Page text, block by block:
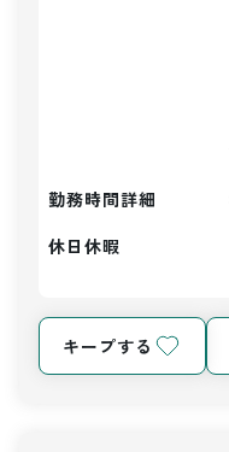
勤務時間詳細
休日休暇
キープする